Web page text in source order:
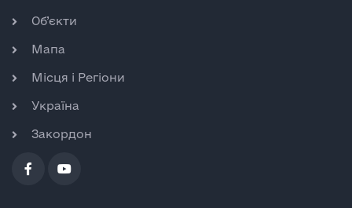
Об’єкти
Мапа
Місця і Регіони
Україна
Закордон